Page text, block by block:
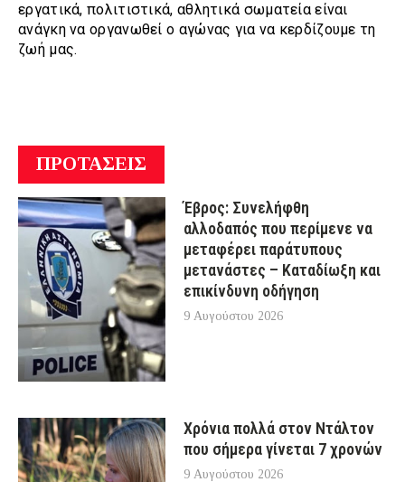
εργατικά, πολιτιστικά, αθλητικά σωματεία είναι
ανάγκη να οργανωθεί ο αγώνας για να κερδίζουμε τη
ζωή μας.
ΠΡΟΤΑΣΕΙΣ
Έβρος: Συνελήφθη
αλλοδαπός που περίμενε να
μεταφέρει παράτυπους
μετανάστες – Καταδίωξη και
επικίνδυνη οδήγηση
9 Αυγούστου 2026
Χρόνια πολλά στον Ντάλτον
που σήμερα γίνεται 7 χρονών
9 Αυγούστου 2026